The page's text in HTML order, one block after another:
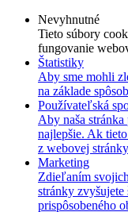
Nevyhnutné
Tieto súbory
fungovanie
Štatistiky
Aby sme mohli
na základe
Používateľská
Aby naša
najlepšie. Ak
z webovej
Marketing
Zdieľaním
stránky zvyšujete
prispôsobeného